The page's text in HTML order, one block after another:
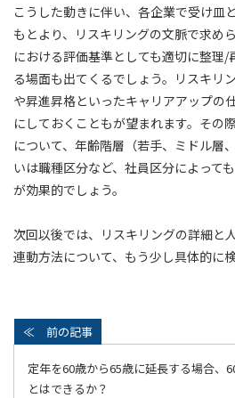
こうした動きに伴い、各企業で受け皿
もとより、リスキリングの文脈で求め
における評価基準としても適切に整理
る場面も出てくるでしょう。リスキリ
や昇進昇格といったキャリアアップの
にしておくこともが望まれます。その
について、年齢階層（若手、ミドル層
いは職種区分など、社員区分によって
が効果的でしょう。
次回以後では、リスキリングの詳細と
連動方法について、もう少し具体的に
定年を60歳から65歳に延長する場合、
とはできるか？